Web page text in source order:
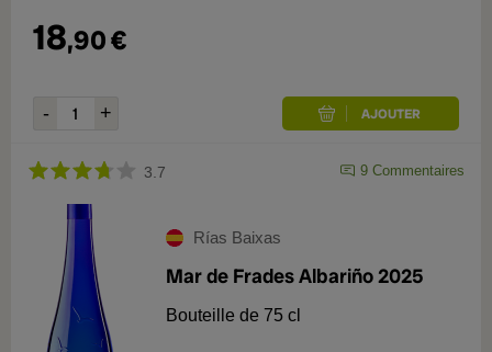
18,90€
3.7 9 Commentaires
Rías Baixas
Mar de Frades Albariño 2025
Bouteille de 75 cl